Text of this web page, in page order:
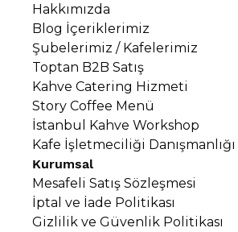
Hakkımızda
Blog İçeriklerimiz
Şubelerimiz / Kafelerimiz
Toptan B2B Satış
Kahve Catering Hizmeti
Story Coffee Menü
İstanbul Kahve Workshop
Kafe İşletmeciliği Danışmanlığı
Kurumsal
Mesafeli Satış Sözleşmesi
İptal ve İade Politikası
Gizlilik ve Güvenlik Politikası